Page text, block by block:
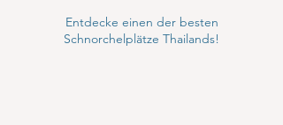
Entdecke einen der besten
Schnorchelplätze Thailands!